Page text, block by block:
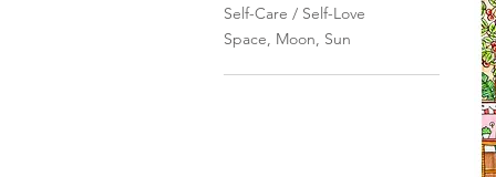
Self-Care / Self-Love
Space, Moon, Sun